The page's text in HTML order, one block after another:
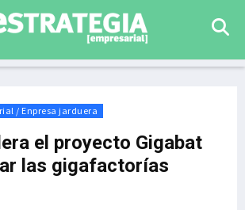
/ Enpresa jarduera
el proyecto Gigabat
las gigafactorías